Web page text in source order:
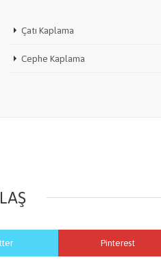
Çatı Kaplama
Cephe Kaplama
Pinterest